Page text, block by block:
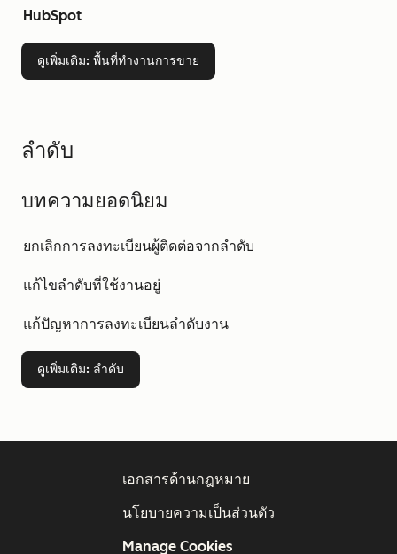
HubSpot
ดูเพิ่มเติม: พื้นที่ทำงานการขาย
ลำดับ
บทความยอดนิยม
ยกเลิกการลงทะเบียนผู้ติดต่อจากลำดับ
แก้ไขลำดับที่ใช้งานอยู่
แก้ปัญหาการลงทะเบียนลำดับงาน
ดูเพิ่มเติม: ลำดับ
เอกสารด้านกฎหมาย
นโยบายความเป็นส่วนตัว
Manage Cookies